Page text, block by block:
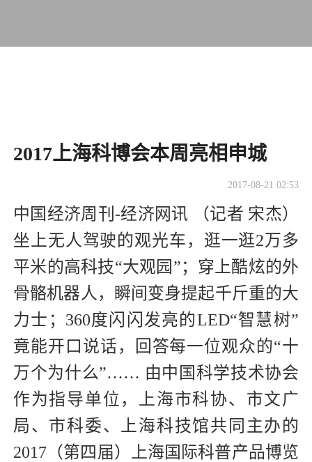
2017上海科博会本周亮相申城
2017-08-21 02:53
中国经济周刊-经济网讯 （记者 宋杰）
坐上无人驾驶的观光车，逛一逛2万多
平米的高科技“大观园”；穿上酷炫的外
骨骼机器人，瞬间变身提起千斤重的大
力士；360度闪闪发亮的LED“智慧树”
竟能开口说话，回答每一位观众的“十
万个为什么”…… 由中国科学技术协会
作为指导单位，上海市科协、市文广
局、市科委、上海科技馆共同主办的
2017（第四届）上海国际科普产品博览